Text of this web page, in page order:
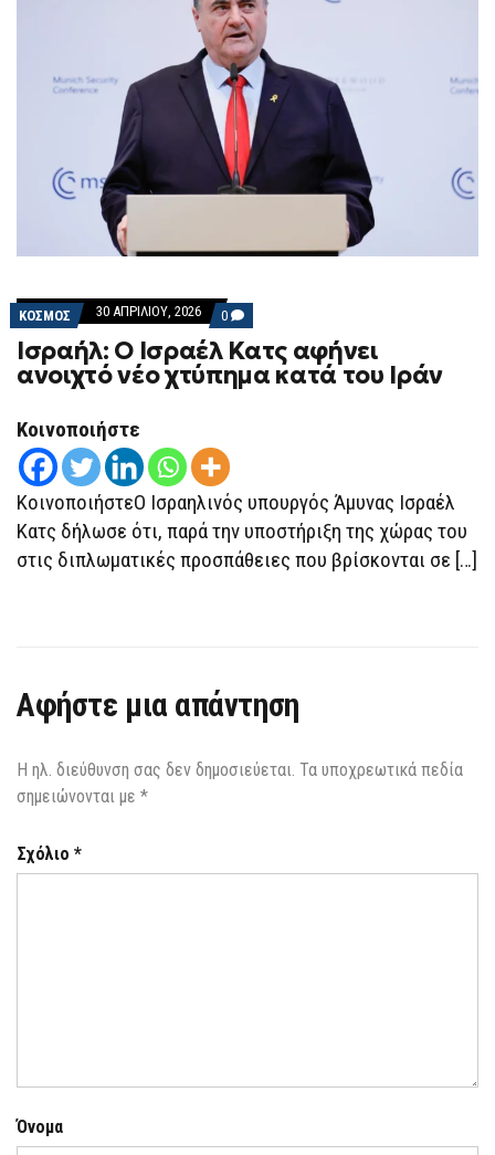
ΚΟΣΜΟΣ 30 ΑΠΡΙΛΊΟΥ, 2026 0 COMMENTS
ON
ΙΣΡΑΉΛ:
Ο
ΙΣΡΑΈΛ
ΤΟΥ
ΙΡΆΝ
Ισραήλ: Ο Ισραέλ Κατς αφήνει
ανοιχτό νέο χτύπημα κατά του Ιράν
Κοινοποιήστε
ΚοινοποιήστεΟ Ισραηλινός υπουργός Άμυνας Ισραέλ
Κατς δήλωσε ότι, παρά την υποστήριξη της χώρας του
στις διπλωματικές προσπάθειες που βρίσκονται σε […]
Αφήστε μια απάντηση
Η ηλ. διεύθυνση σας δεν δημοσιεύεται. Τα υποχρεωτικά πεδία
σημειώνονται με *
Σχόλιο *
Όνομα